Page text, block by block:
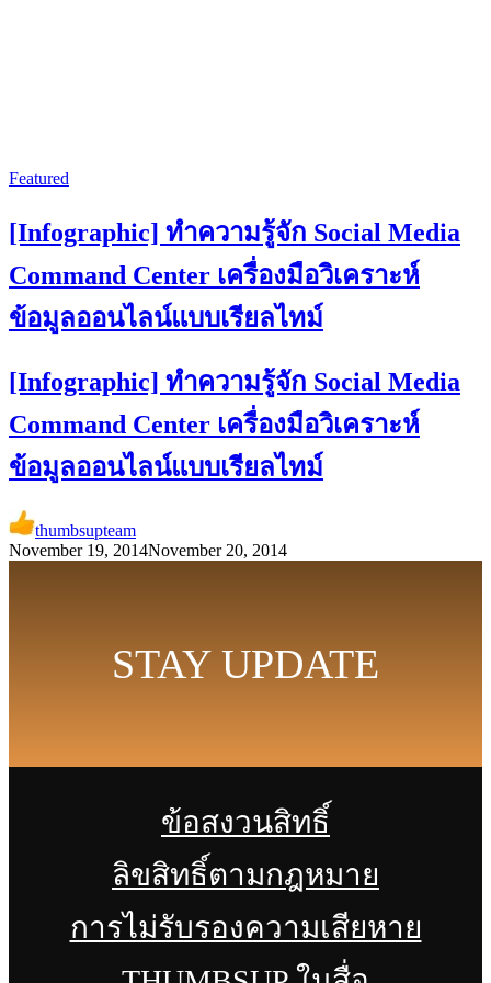
Featured
[Infographic] ทำความรู้จัก Social Media
Command Center เครื่องมือวิเคราะห์
ข้อมูลออนไลน์แบบเรียลไทม์
[Infographic] ทำความรู้จัก Social Media
Command Center เครื่องมือวิเคราะห์
ข้อมูลออนไลน์แบบเรียลไทม์
thumbsupteam
November 19, 2014November 20, 2014
STAY UPDATE
ข้อสงวนสิทธิ์
ลิขสิทธิ์ตามกฎหมาย
การไม่รับรองความเสียหาย